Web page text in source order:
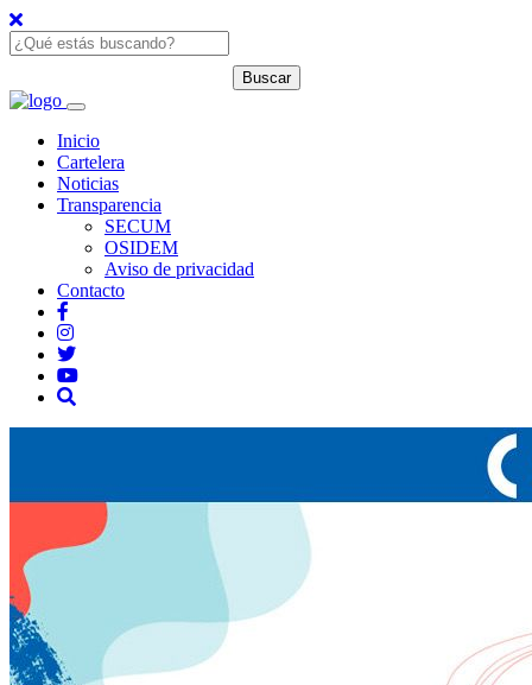
Inicio
Cartelera
Noticias
Transparencia
SECUM
OSIDEM
Aviso de privacidad
Contacto